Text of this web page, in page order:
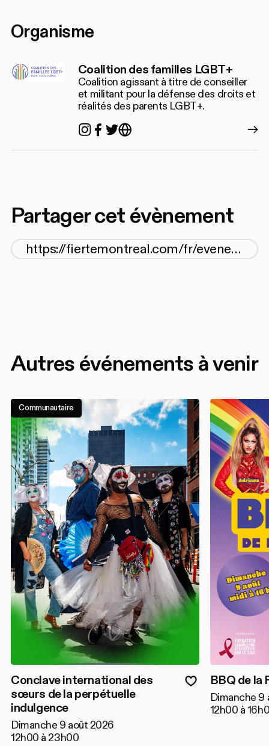
Organisme
Coalition des familles LGBT+
Coalition agissant à titre de conseiller
et militant pour la défense des droits et
réalités des parents LGBT+.
Instagram
Facebook
Twitter
https://familleslgbt.org/
Partager cet évènement
Autres événements à venir
Communautaire
Conclave international des
sœurs de la perpétuelle
indulgence
Dimanche 9 août 2026
12h00 à 23h00
BBQ de la
Dimanche 9
12h00 à